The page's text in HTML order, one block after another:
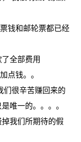
钱和邮轮票都已经
全部费用
点钱。。
们很辛苦赚回来的
唯一的。。。。
我们所期待的假